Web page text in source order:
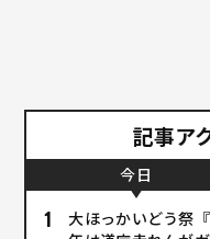
記事ア
今日
大ほっかいどう祭